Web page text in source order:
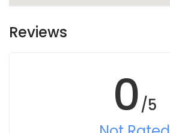
Reviews
0/5